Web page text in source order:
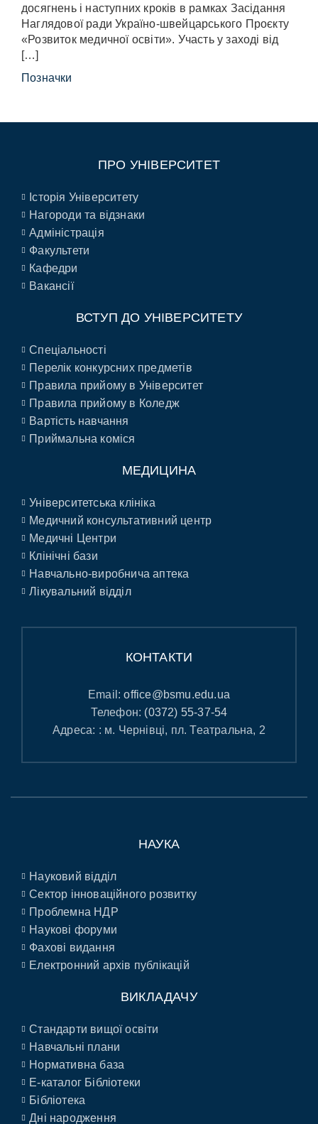
досягнень і наступних кроків в рамках Засідання
Наглядової ради Україно-швейцарського Проєкту
«Розвиток медичної освіти». Участь у заході від
[…]
Позначки
ПРО УНІВЕРСИТЕТ
Історія Університету
Нагороди та відзнаки
Адміністрація
Факультети
Кафедри
Вакансії
ВСТУП ДО УНІВЕРСИТЕТУ
Спеціальності
Перелік конкурсних предметів
Правила прийому в Університет
Правила прийому в Коледж
Вартість навчання
Приймальна коміся
МЕДИЦИНА
Університетська клініка
Медичний консультативний центр
Медичні Центри
Клінічні бази
Навчально-виробнича аптека
Лікувальний відділ
КОНТАКТИ
Email:office@bsmu.edu.ua
Телефон: (0372) 55-37-54
Адреса: : м. Чернівці, пл. Театральна, 2
НАУКА
Науковий відділ
Сектор інноваційного розвитку
Проблемна НДР
Наукові форуми
Фахові видання
Електронний архів публікацій
ВИКЛАДАЧУ
Стандарти вищої освіти
Навчальні плани
Нормативна база
E-каталог Бібліотеки
Бібліотека
Дні народження